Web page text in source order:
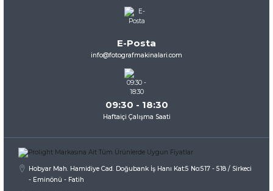
E-Posta
info@fotografmakinalari.com
09:30 - 18:30
Haftaiçi Çalışma Saati
Hobyar Mah. Hamidiye Cad. Doğubank İş Hanı Kat:5 No:517 - 518 / Sirkeci
- Eminönü - Fatih